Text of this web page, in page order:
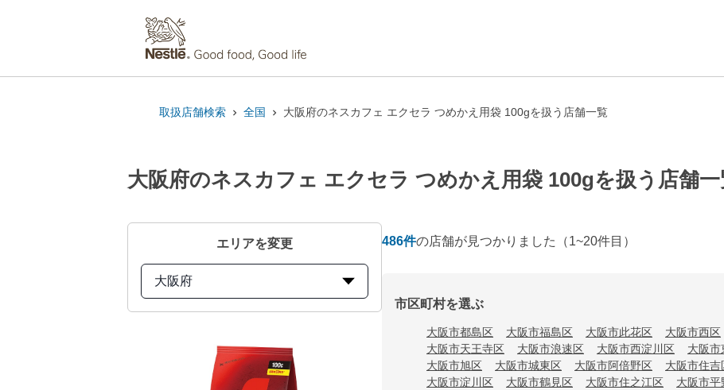
取扱店舗検索 全国 大阪府のネスカフェ エクセラ つめかえ用袋 100gを扱う店舗一覧
大阪府のネスカフェ エクセラ つめかえ用袋 100gを扱う店舗
エリアを変更
大阪府
486件の店舗が見つかりました （1~20件目）
市区町村を選ぶ
大阪市都島区 大阪市福島区 大阪市此花区 大阪市西区
大阪市天王寺区
大阪市浪速区 大阪市西淀川区 大阪市
大阪市旭区
大阪市城東区 大阪市阿倍野区 大阪市住吉
大阪市淀川区
大阪市鶴見区 大阪市住之江区 大阪市平